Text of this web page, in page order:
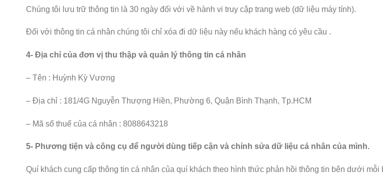
Chúng tôi lưu trữ thông tin là 30 ngày đối với về hành vi truy cập trang web (dữ liệu máy tính).
Đối với thông tin cá nhân chúng tôi chỉ xóa đi dữ liệu này nếu khách hàng có yêu cầu .
4- Địa chỉ của đơn vị thu thập và quản lý thông tin cá nhân
– Tên : Huỳnh Kỳ Vương
– Địa chỉ : 181/4G Nguyễn Thượng Hiền, Phường 6, Quận Bình Thạnh, Tp.HCM
– Mã số thuế của cá nhân : 8088643218
5- Phương tiện và công cụ để người dùng tiếp cận và chỉnh sửa dữ liệu cá nhân của mình.
Quí khách cung cấp thông tin cá nhân của quí khách theo hình thức phản hồi thông tin bên dưới